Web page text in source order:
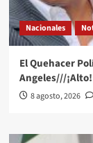
Nacionales
El Quehacer
Angeles///
8 agosto, 2026